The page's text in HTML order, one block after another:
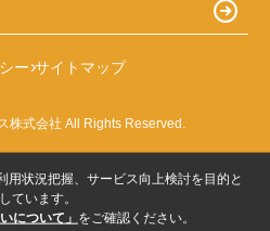
ー サイトマップ
株式会社 All Rights Reserved.
用状況把握、サービス向上検討を目的と
ています。
について」 をご確認ください。